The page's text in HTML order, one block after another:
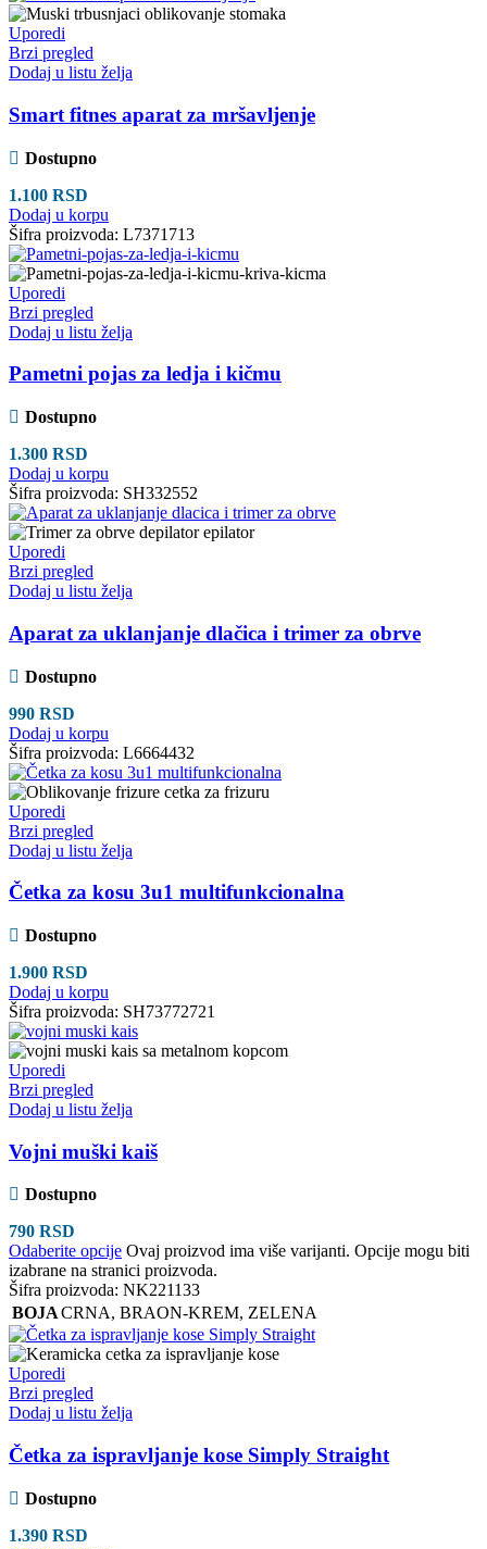
Uporedi
Brzi pregled
Dodaj u listu želja
Smart fitnes aparat za mršavljenje
Dostupno
1.100 RSD
Dodaj u korpu
Šifra proizvoda: L7371713
Uporedi
Brzi pregled
Dodaj u listu želja
Pametni pojas za ledja i kičmu
Dostupno
1.300 RSD
Dodaj u korpu
Šifra proizvoda: SH332552
Uporedi
Brzi pregled
Dodaj u listu želja
Aparat za uklanjanje dlačica i trimer za obrve
Dostupno
990 RSD
Dodaj u korpu
Šifra proizvoda: L6664432
Uporedi
Brzi pregled
Dodaj u listu želja
Četka za kosu 3u1 multifunkcionalna
Dostupno
1.900 RSD
Dodaj u korpu
Šifra proizvoda: SH73772721
Uporedi
Brzi pregled
Dodaj u listu želja
Vojni muški kaiš
Dostupno
790 RSD
Odaberite opcije Ovaj proizvod ima više varijanti. Opcije mogu biti
izabrane na stranici proizvoda.
Šifra proizvoda: NK221133
BOJACRNA, BRAON-KREM, ZELENA
Uporedi
Brzi pregled
Dodaj u listu želja
Četka za ispravljanje kose Simply Straight
Dostupno
1.390 RSD